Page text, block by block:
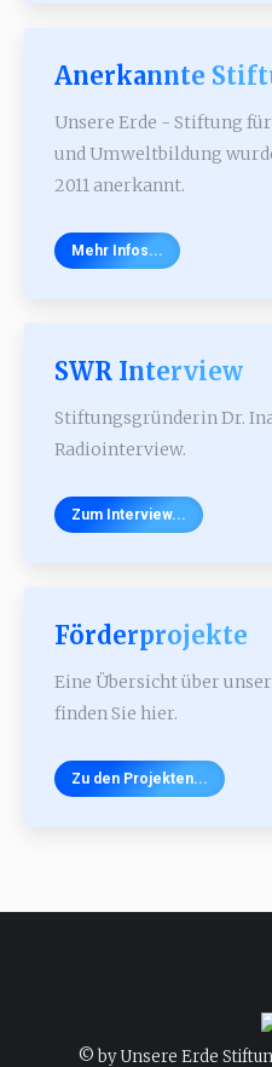
Anerkannte
Unsere Erde - Stiftung
und Umweltbildung
2011 anerkannt.
Mehr Infos...
SWR Interview
Stiftungsgründerin Dr.
Radiointerview.
Zum Interview...
Förderprojekte
Eine Übersicht über
finden Sie hier.
Zu den Projekten...
© by Unsere Erde